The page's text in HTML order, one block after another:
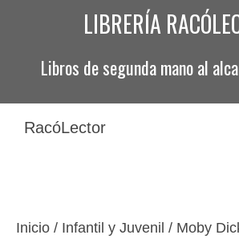
LIBRERÍA
Libros de segunda mano al
RacóLector
Inicio / Infantil y Juvenil / Moby